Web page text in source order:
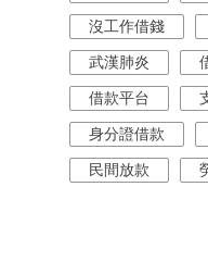
沒工作借錢
武漢肺炎
借款平台
身分證借款
民間放款